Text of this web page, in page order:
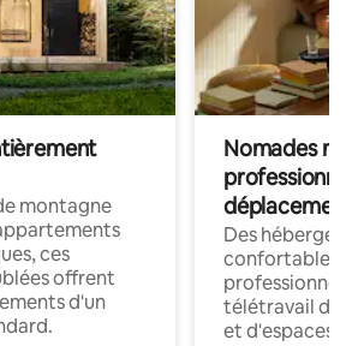
montagne
ces
offrent
d'un
Nomades
déplacement
Des
confortables
professionnels
télétravail
et d'espaces